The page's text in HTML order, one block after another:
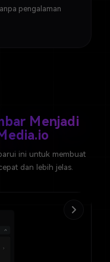
pengalaman
Menjadi
ini untuk membuat
dan lebih jelas.